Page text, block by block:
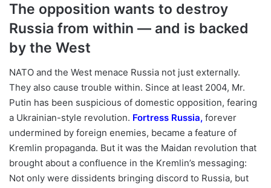
The opposition wants to destroy
Russia from within — and is backed
by the West
NATO and the West menace Russia not just externally.
They also cause trouble within. Since at least 2004, Mr.
Putin has been suspicious of domestic opposition, fearing
a Ukrainian-style revolution. Fortress Russia, forever
undermined by foreign enemies, became a feature of
Kremlin propaganda. But it was the Maidan revolution that
brought about a confluence in the Kremlin’s messaging:
Not only were dissidents bringing discord to Russia, but